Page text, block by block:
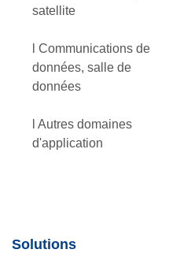
satellite
l Communications de
données, salle de
données
l Autres domaines
d'application
Solutions